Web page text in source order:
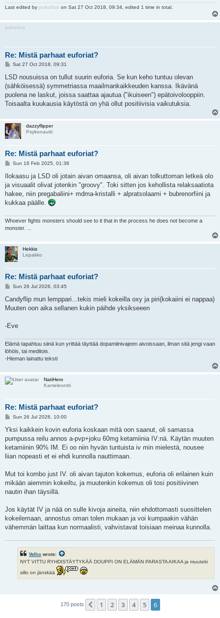
Last edited by puhallus on Sat 27 Oct 2018, 09:34, edited 1 time in total.
puhallus
Re: Mistä parhaat euforiat?
P
s
Sat 27 Oct 2018, 09:31
LSD nousuissa on tullut suurin euforia. Se kun keho tuntuu olevan
(sähköisessä) symmetriassa maailmankaikkeuden kanssa. Ikävänä
puolena ne laskut, joissa saattaa ajautua ("ikuiseen") epätoivolooppiin.
Toisaalta kuukausia käytöstä on yhä ollut positiivisia vaikutuksia.
dazzyflipper
Psykonautti
Re: Mistä parhaat euforiat?
P
s
Sun 16 Feb 2025, 01:38
Ilokaasu ja LSD oli jotain aivan omaansa, oli aivan tolkuttoman letkeä olo
ja visuaalit olivat jotenkin "groovy". Toki sitten jos kehollista relaksaatiota
hakee, niin pregabaliini+ mdma-kristalli + alpratsolaami + bubrenorfiini ja
kukkaa päälle.
Whoever fights monsters should see to it that in the process he does not become a
monster. ...
Hekkis
Lepakko
Re: Mistä parhaat euforiat?
P
s
Sun 26 Jul 2026, 03:45
Candyflip mun lemppari...tekis mieli kokeilla oxy ja piri(kokaiini ei nappaa)
Muuten oon aika sellanen kukin päihde yksikseeen
-Eve
Elämä tapahtuu siinä kun yrittää täyttää dopamiinivajeen aivoissaan, ilman sitä jengi vaan
löhöis, tai meditois.
-Hieman lainattu teksti
NatiHero
Kameleontti
Re: Mistä parhaat euforiat?
P
s
Sun 26 Jul 2026, 10:00
Yksi kaikkein kovin euforia koskaan mitä oon saanut, oli samassa
pumpussa reilu annos a-pvp+joku 60mg ketamiinia IV:nä. Käytän muuten
ketamiinin 90% IM. Ei oo niin hyvän tuntuista iv min mielestä, nousee
liian nopeasti et ei ehdi kunnolla nauttimaan.
Mut toi kombo just IV. oli aivan tajuton kokemus, euforia oli erilainen kuin
mikään aiemmin kokeiltu, ja muutenkin kokemus oli tosi positiivinen
nautin ihan täysillä.
Jos käytät IV ja nää on sulle kivoja aineita, niin ehdottomasti suosittelen
kokeilemaan, annostus oman tolen mukaan ja voi kumpaakin vähän
vähemmän laittaa kun normaalisti, vahvistavat toisiaan meinaa kunnolla.
Velho wrote:
NYT VITTU RYHDISTÄYTYKÄÄ DOUPPI ON ELÄMÄN PARASTA AIKAA ja muuteki
sillo on jänskää
170 posts Previous
1 2 3 4 5 6